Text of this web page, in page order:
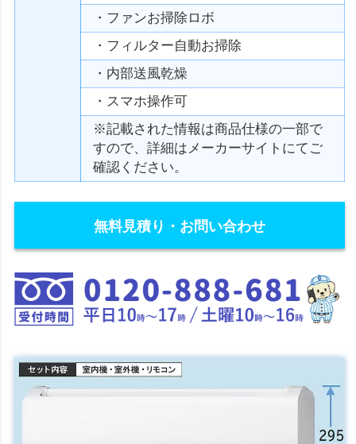
・ファンお掃除ロボ
・フィルター自動お掃除
・内部送風乾燥
・スマホ操作可
※記載された情報は商品仕様の一部で
すので、詳細はメーカーサイトにてご
確認ください。
無料見積り・お問い合わせ